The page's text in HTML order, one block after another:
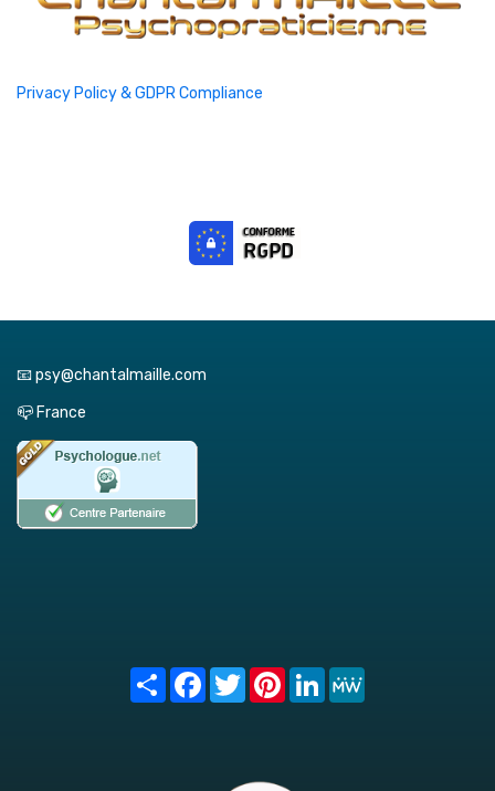
Privacy Policy & GDPR Compliance
📧 psy@chantalmaille.com
📪 France
Share FacebookTwitterPinterest
LinkedIn